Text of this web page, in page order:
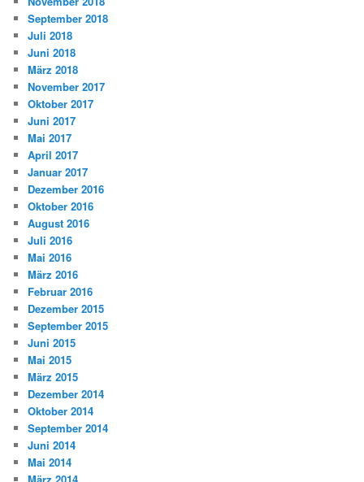
September 2018
Juli 2018
Juni 2018
März 2018
November 2017
Oktober 2017
Juni 2017
Mai 2017
April 2017
Januar 2017
Dezember 2016
Oktober 2016
August 2016
Juli 2016
Mai 2016
März 2016
Februar 2016
Dezember 2015
September 2015
Juni 2015
Mai 2015
März 2015
Dezember 2014
Oktober 2014
September 2014
Juni 2014
Mai 2014